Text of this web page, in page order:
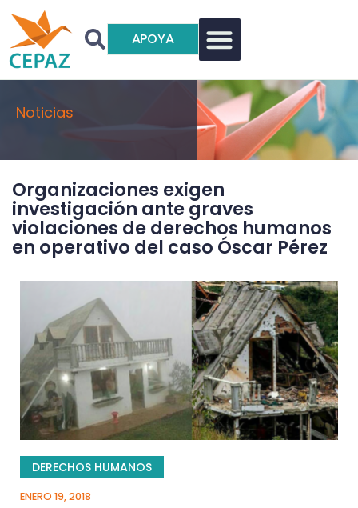
APOYA
Noticias
Organizaciones exigen
investigación ante graves
violaciones de derechos humanos
en operativo del caso Óscar Pérez
DERECHOS HUMANOS
ENERO 19, 2018